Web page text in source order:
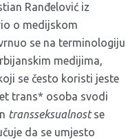
Ranđelović iz
o medijskom
se na terminologiju
medijima,
se često koristi jeste
trans* osoba svodi
transseksualnostse
da se umjesto